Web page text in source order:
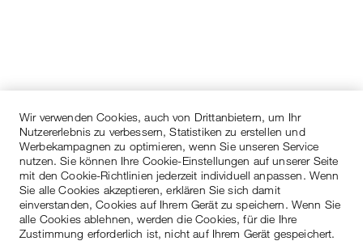
Wir verwenden Cookies, auch von Drittanbietern, um Ihr
Nutzererlebnis zu verbessern, Statistiken zu erstellen und
Werbekampagnen zu optimieren, wenn Sie unseren Service
nutzen. Sie können Ihre Cookie-Einstellungen auf unserer Seite
mit den Cookie-Richtlinien jederzeit individuell anpassen. Wenn
Sie alle Cookies akzeptieren, erklären Sie sich damit
einverstanden, Cookies auf Ihrem Gerät zu speichern. Wenn Sie
alle Cookies ablehnen, werden die Cookies, für die Ihre
Zustimmung erforderlich ist, nicht auf Ihrem Gerät gespeichert.